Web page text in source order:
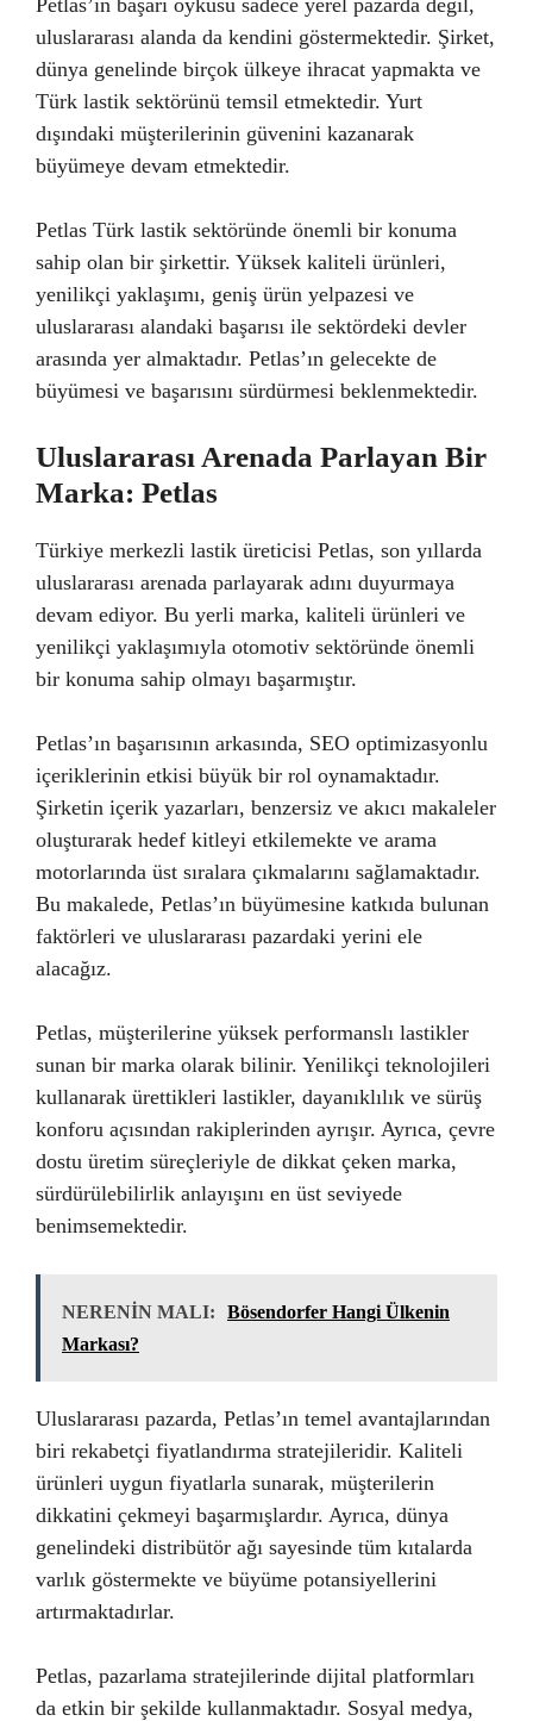
uluslararası alanda da kendini göstermektedir. Şirket,
dünya genelinde birçok ülkeye ihracat yapmakta ve
Türk lastik sektörünü temsil etmektedir. Yurt
dışındaki müşterilerinin güvenini kazanarak
büyümeye devam etmektedir.
Petlas Türk lastik sektöründe önemli bir konuma
sahip olan bir şirkettir. Yüksek kaliteli ürünleri,
yenilikçi yaklaşımı, geniş ürün yelpazesi ve
uluslararası alandaki başarısı ile sektördeki devler
arasında yer almaktadır. Petlas’ın gelecekte de
büyümesi ve başarısını sürdürmesi beklenmektedir.
Uluslararası Arenada Parlayan Bir
Marka: Petlas
Türkiye merkezli lastik üreticisi Petlas, son yıllarda
uluslararası arenada parlayarak adını duyurmaya
devam ediyor. Bu yerli marka, kaliteli ürünleri ve
yenilikçi yaklaşımıyla otomotiv sektöründe önemli
bir konuma sahip olmayı başarmıştır.
Petlas’ın başarısının arkasında, SEO optimizasyonlu
içeriklerinin etkisi büyük bir rol oynamaktadır.
Şirketin içerik yazarları, benzersiz ve akıcı makaleler
oluşturarak hedef kitleyi etkilemekte ve arama
motorlarında üst sıralara çıkmalarını sağlamaktadır.
Bu makalede, Petlas’ın büyümesine katkıda bulunan
faktörleri ve uluslararası pazardaki yerini ele
alacağız.
Petlas, müşterilerine yüksek performanslı lastikler
sunan bir marka olarak bilinir. Yenilikçi teknolojileri
kullanarak ürettikleri lastikler, dayanıklılık ve sürüş
konforu açısından rakiplerinden ayrışır. Ayrıca, çevre
dostu üretim süreçleriyle de dikkat çeken marka,
sürdürülebilirlik anlayışını en üst seviyede
benimsemektedir.
NERENİN MALI:
Bösendorfer Hangi Ülkenin
Markası?
Uluslararası pazarda, Petlas’ın temel avantajlarından
biri rekabetçi fiyatlandırma stratejileridir. Kaliteli
ürünleri uygun fiyatlarla sunarak, müşterilerin
dikkatini çekmeyi başarmışlardır. Ayrıca, dünya
genelindeki distribütör ağı sayesinde tüm kıtalarda
varlık göstermekte ve büyüme potansiyellerini
artırmaktadırlar.
Petlas, pazarlama stratejilerinde dijital platformları
da etkin bir şekilde kullanmaktadır. Sosyal medya,